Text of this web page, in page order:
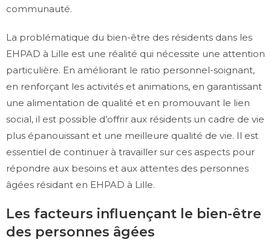
communauté.
La problématique du bien-être des résidents dans les
EHPAD à Lille est une réalité qui nécessite une attention
particulière. En améliorant le ratio personnel-soignant,
en renforçant les activités et animations, en garantissant
une alimentation de qualité et en promouvant le lien
social, il est possible d’offrir aux résidents un cadre de vie
plus épanouissant et une meilleure qualité de vie. Il est
essentiel de continuer à travailler sur ces aspects pour
répondre aux besoins et aux attentes des personnes
âgées résidant en EHPAD à Lille.
Les facteurs influençant le bien-être
des personnes âgées